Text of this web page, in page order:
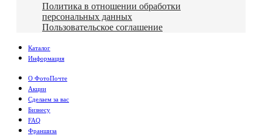
Политика в отношении обработки
персональных данных
Пользовательское соглашение
Каталог
Информация
О ФотоПочте
Акции
Сделаем за вас
Бизнесу
FAQ
Франшиза